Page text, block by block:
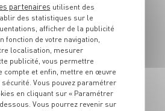
de canard et
rôties
25 min 60 min
partenaires utilisent des
des statistiques sur le
afficher de la publicité
fonction de votre navigation,
localisation, mesurer
publicité, vous permettre
compte et enfin, mettre en œuvre
Vous pouvez paramétrer
en cliquant sur « Paramétrer
Vous pourrez revenir sur